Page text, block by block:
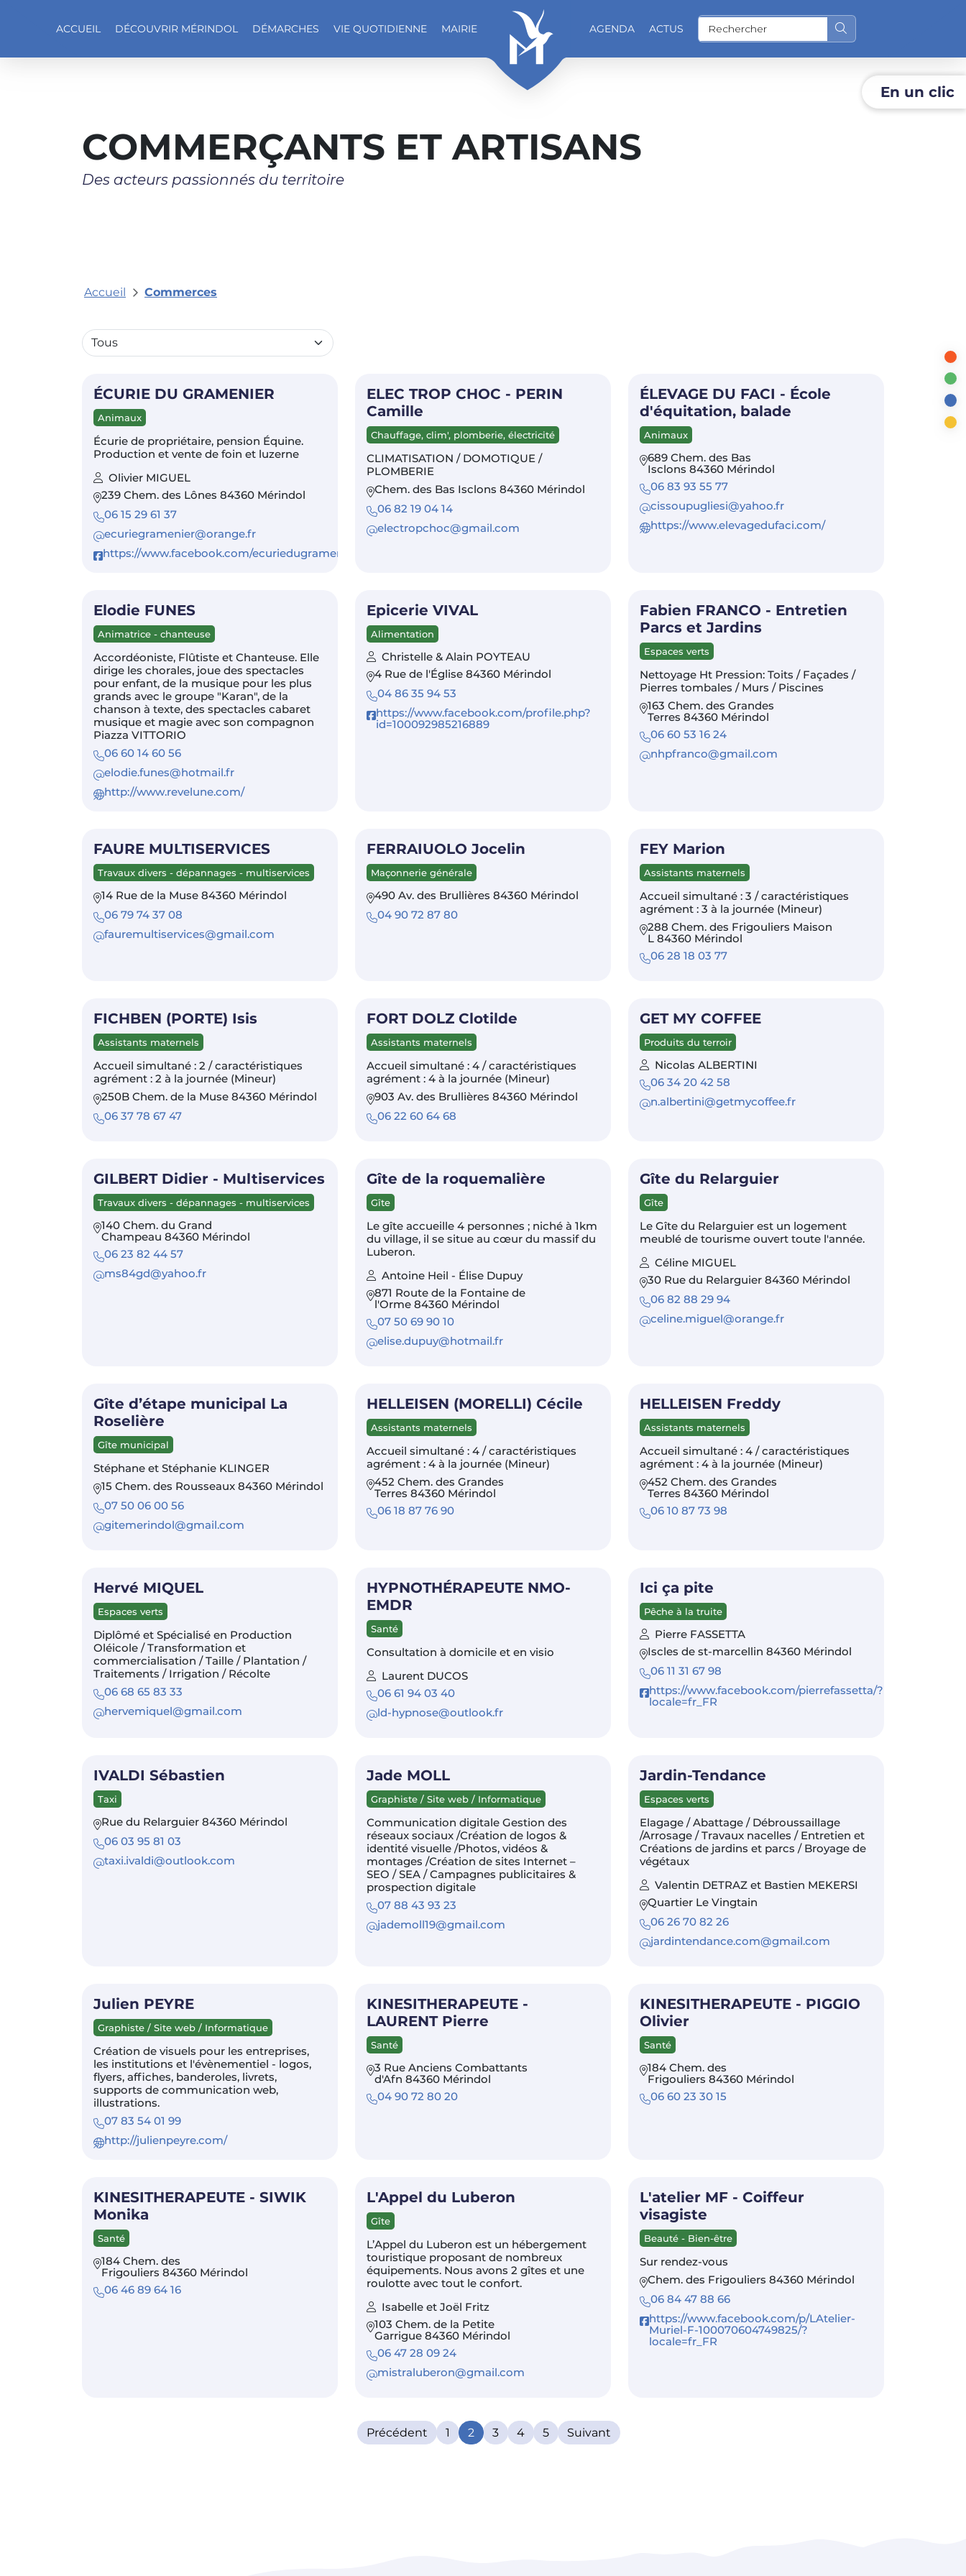
ACCUEIL DÉCOUVRIR MÉRINDOL DÉMARCHES VIE QUOTIDIENNE MAIRIE AGENDA ACTUS
Rechercher sur le site
En un clic
COMMERÇANTS ET ARTISANS
Des acteurs passionnés du territoire
Accueil Commerces
ÉCURIE DU GRAMENIER
Animaux
Écurie de propriétaire, pension Équine.
Production et vente de foin et luzerne
Olivier MIGUEL
239 Chem. des Lônes 84360 Mérindol
06 15 29 61 37
ecuriegramenier@orange.fr
https://www.facebook.com/ecuriedugramenier
ELEC TROP CHOC - PERIN
Camille
Chauffage, clim', plomberie, électricité
CLIMATISATION / DOMOTIQUE /
PLOMBERIE
Chem. des Bas Isclons 84360 Mérindol
06 82 19 04 14
electropchoc@gmail.com
ÉLEVAGE DU FACI - École
d'équitation, balade
Animaux
689 Chem. des Bas
Isclons 84360 Mérindol
06 83 93 55 77
cissoupugliesi@yahoo.fr
https://www.elevagedufaci.com/
Elodie FUNES
Animatrice - chanteuse
Accordéoniste, Flûtiste et Chanteuse. Elle
dirige les chorales, joue des spectacles
pour enfant, de la musique pour les plus
grands avec le groupe "Karan", de la
chanson à texte, des spectacles cabaret
musique et magie avec son compagnon
Piazza VITTORIO
06 60 14 60 56
elodie.funes@hotmail.fr
http://www.revelune.com/
Epicerie VIVAL
Alimentation
Christelle & Alain POYTEAU
4 Rue de l'Église 84360 Mérindol
04 86 35 94 53
https://www.facebook.com/profile.php?
id=100092985216889
Fabien FRANCO - Entretien
Parcs et Jardins
Espaces verts
Nettoyage Ht Pression: Toits / Façades /
Pierres tombales / Murs / Piscines
163 Chem. des Grandes
Terres 84360 Mérindol
06 60 53 16 24
nhpfranco@gmail.com
FAURE MULTISERVICES
Travaux divers - dépannages - multiservices
14 Rue de la Muse 84360 Mérindol
06 79 74 37 08
fauremultiservices@gmail.com
FERRAIUOLO Jocelin
Maçonnerie générale
490 Av. des Brullières 84360 Mérindol
04 90 72 87 80
FEY Marion
Assistants maternels
Accueil simultané : 3 / caractéristiques
agrément : 3 à la journée (Mineur)
288 Chem. des Frigouliers Maison
L 84360 Mérindol
06 28 18 03 77
FICHBEN (PORTE) Isis
Assistants maternels
Accueil simultané : 2 / caractéristiques
agrément : 2 à la journée (Mineur)
250B Chem. de la Muse 84360 Mérindol
06 37 78 67 47
FORT DOLZ Clotilde
Assistants maternels
Accueil simultané : 4 / caractéristiques
agrément : 4 à la journée (Mineur)
903 Av. des Brullières 84360 Mérindol
06 22 60 64 68
GET MY COFFEE
Produits du terroir
Nicolas ALBERTINI
06 34 20 42 58
n.albertini@getmycoffee.fr
GILBERT Didier - Multiservices
Travaux divers - dépannages - multiservices
140 Chem. du Grand
Champeau 84360 Mérindol
06 23 82 44 57
ms84gd@yahoo.fr
Gîte de la roquemalière
Gîte
Le gîte accueille 4 personnes ; niché à 1km
du village, il se situe au cœur du massif du
Luberon.
Antoine Heil - Élise Dupuy
871 Route de la Fontaine de
l'Orme 84360 Mérindol
07 50 69 90 10
elise.dupuy@hotmail.fr
Gîte du Relarguier
Gîte
Le Gîte du Relarguier est un logement
meublé de tourisme ouvert toute l'année.
Céline MIGUEL
30 Rue du Relarguier 84360 Mérindol
06 82 88 29 94
celine.miguel@orange.fr
Gîte d’étape municipal La
Roselière
Gîte municipal
Stéphane et Stéphanie KLINGER
15 Chem. des Rousseaux 84360 Mérindol
07 50 06 00 56
gitemerindol@gmail.com
HELLEISEN (MORELLI) Cécile
Assistants maternels
Accueil simultané : 4 / caractéristiques
agrément : 4 à la journée (Mineur)
452 Chem. des Grandes
Terres 84360 Mérindol
06 18 87 76 90
HELLEISEN Freddy
Assistants maternels
Accueil simultané : 4 / caractéristiques
agrément : 4 à la journée (Mineur)
452 Chem. des Grandes
Terres 84360 Mérindol
06 10 87 73 98
Hervé MIQUEL
Espaces verts
Diplômé et Spécialisé en Production
Oléicole / Transformation et
commercialisation / Taille / Plantation /
Traitements / Irrigation / Récolte
06 68 65 83 33
hervemiquel@gmail.com
HYPNOTHÉRAPEUTE NMO-
EMDR
Santé
Consultation à domicile et en visio
Laurent DUCOS
06 61 94 03 40
ld-hypnose@outlook.fr
Ici ça pite
Pêche à la truite
Pierre FASSETTA
Iscles de st-marcellin 84360 Mérindol
06 11 31 67 98
https://www.facebook.com/pierrefassetta/?
locale=fr_FR
IVALDI Sébastien
Taxi
Rue du Relarguier 84360 Mérindol
06 03 95 81 03
taxi.ivaldi@outlook.com
Jade MOLL
Graphiste / Site web / Informatique
Communication digitale Gestion des
réseaux sociaux /Création de logos &
identité visuelle /Photos, vidéos &
montages /Création de sites Internet –
SEO / SEA / Campagnes publicitaires &
prospection digitale
07 88 43 93 23
jademoll19@gmail.com
Jardin-Tendance
Espaces verts
Elagage / Abattage / Débroussaillage
/Arrosage / Travaux nacelles / Entretien et
Créations de jardins et parcs / Broyage de
végétaux
Valentin DETRAZ et Bastien MEKERSI
Quartier Le Vingtain
06 26 70 82 26
jardintendance.com@gmail.com
Julien PEYRE
Graphiste / Site web / Informatique
Création de visuels pour les entreprises,
les institutions et l'évènementiel - logos,
flyers, affiches, banderoles, livrets,
supports de communication web,
illustrations.
07 83 54 01 99
http://julienpeyre.com/
KINESITHERAPEUTE -
LAURENT Pierre
Santé
3 Rue Anciens Combattants
d'Afn 84360 Mérindol
04 90 72 80 20
KINESITHERAPEUTE - PIGGIO
Olivier
Santé
184 Chem. des
Frigouliers 84360 Mérindol
06 60 23 30 15
KINESITHERAPEUTE - SIWIK
Monika
Santé
184 Chem. des
Frigouliers 84360 Mérindol
06 46 89 64 16
L'Appel du Luberon
Gîte
L’Appel du Luberon est un hébergement
touristique proposant de nombreux
équipements. Nous avons 2 gîtes et une
roulotte avec tout le confort.
Isabelle et Joël Fritz
103 Chem. de la Petite
Garrigue 84360 Mérindol
06 47 28 09 24
mistraluberon@gmail.com
L'atelier MF - Coiffeur
visagiste
Beauté - Bien-être
Sur rendez-vous
Chem. des Frigouliers 84360 Mérindol
06 84 47 88 66
https://www.facebook.com/p/LAtelier-
Muriel-F-100070604749825/?
locale=fr_FR
Précédent 1 2(current)
3 4 5 Suivant